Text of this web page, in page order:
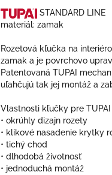
STANDARD LINE
materiál: zamak
Rozetová kľučka na
zamak a je povrchovo
Patentovaná TUPAI
uľahčujú tak jej montáž a
Vlastnosti kľučky pre TUPAI
• okrúhly dizajn rozety
• klikové nasadenie krytky
• tichý chod
• dlhodobá životnosť
• jednoduchá montáž